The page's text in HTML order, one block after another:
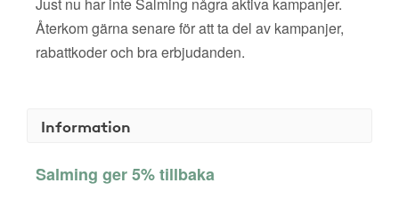
Återkom gärna senare för att ta del av kampanjer,
rabattkoder och bra erbjudanden.
Information
Salming ger 5% tillbaka